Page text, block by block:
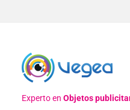
Experto enObjetos